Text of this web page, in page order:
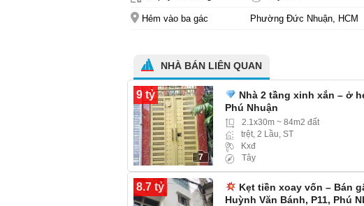
Hẻm vào ba gác Phường Đức Nhuận, HCM
NHÀ BÁN LIÊN QUAN
9 tỷ
7
Nhà 2 tầng xinh xắn – ở
Phú Nhuận
2.1x30m ~ 84m2 đất
trệt, 2 Lầu, ST
Kxđ
Tây
8.7 tỷ
Kẹt tiền xoay vốn – Bán
Huỳnh Văn Bánh, P11, Phú